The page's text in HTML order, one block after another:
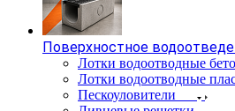
Поверхностное
Лотки водоотводные
Лотки водоотводные
Пескоуловители